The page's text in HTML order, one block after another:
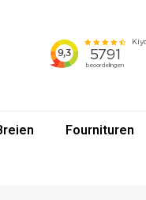
Fournituren